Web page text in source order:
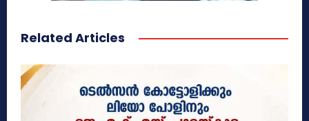
Related Articles